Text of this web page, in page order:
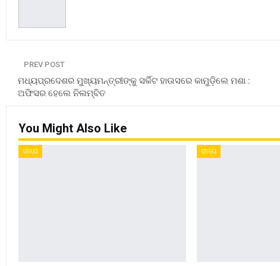
PREV POST
ମଧ୍ୟପ୍ରଦେଶର ମୁଖ୍ୟମନ୍ତ୍ରୀଙ୍କୁ ସର୍କିଟ ହାଉସରେ କାମୁଡ଼ିଲେ ମଶା :
ଅଫିସର ହେଲେ ନିଲମ୍ବିତ
You Might Also Like
ରାଜ୍ୟ ରାଜ୍ୟ